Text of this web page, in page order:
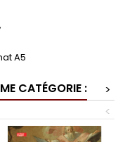
A5
CATÉGORIE :
>
<